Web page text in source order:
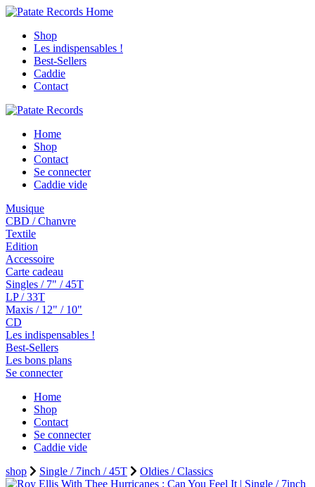
Shop
Les indispensables !
Best-Sellers
Caddie
Contact
Home
Shop
Contact
Se connecter
Caddie vide
Musique
CBD / Chanvre
Textile
Edition
Accessoire
Carte cadeau
Singles / 7" / 45T
LP / 33T
Maxis / 12" / 10"
CD
Les indispensables !
Best-Sellers
Les bons plans
Se connecter
Home
Shop
Contact
Se connecter
Caddie vide
shop
Single / 7inch / 45T Oldies / Classics